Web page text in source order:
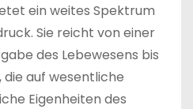
ein weites Spektrum
Sie reicht von einer
des Lebewesens bis
die auf wesentliche
Eigenheiten des